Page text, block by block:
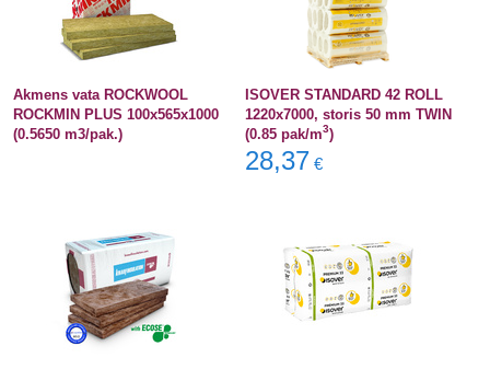
Akmens vata ROCKWOOL
ROCKMIN PLUS 100x565x1000
(0.5650 m3/pak.)
ISOVER STANDARD 42 ROLL
1220x7000, storis 50 mm TWIN
(0.85 pak/m3)
28,37 €